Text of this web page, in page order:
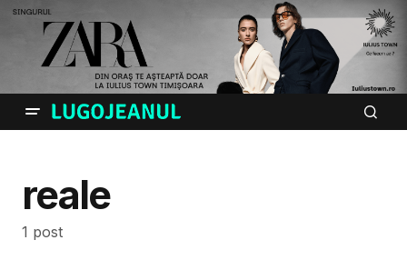
reale
1 post